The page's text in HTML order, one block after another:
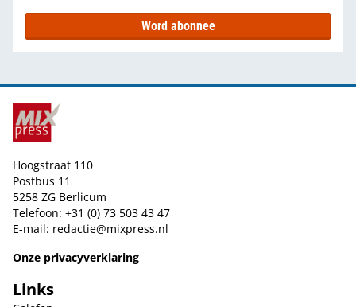
Word abonnee
Hoogstraat 110
Postbus 11
5258 ZG Berlicum
Telefoon: +31 (0) 73 503 43 47
E-mail: redactie@mixpress.nl
Onze privacyverklaring
Links